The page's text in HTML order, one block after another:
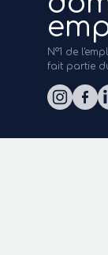
N°1 de
fait partie